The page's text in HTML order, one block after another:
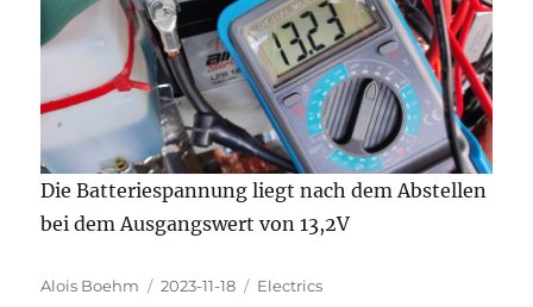
Die Batteriespannung liegt nach dem Abstellen
bei dem Ausgangswert von 13,2V
Autor
Alois Boehm
Veröffentlicht
2023-11-18 Kategorien
Electrics